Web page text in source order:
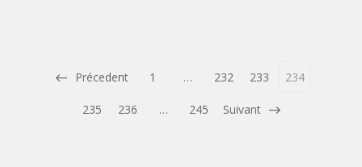
Précedent 1 … 232 233 234
235 236 … 245 Suivant